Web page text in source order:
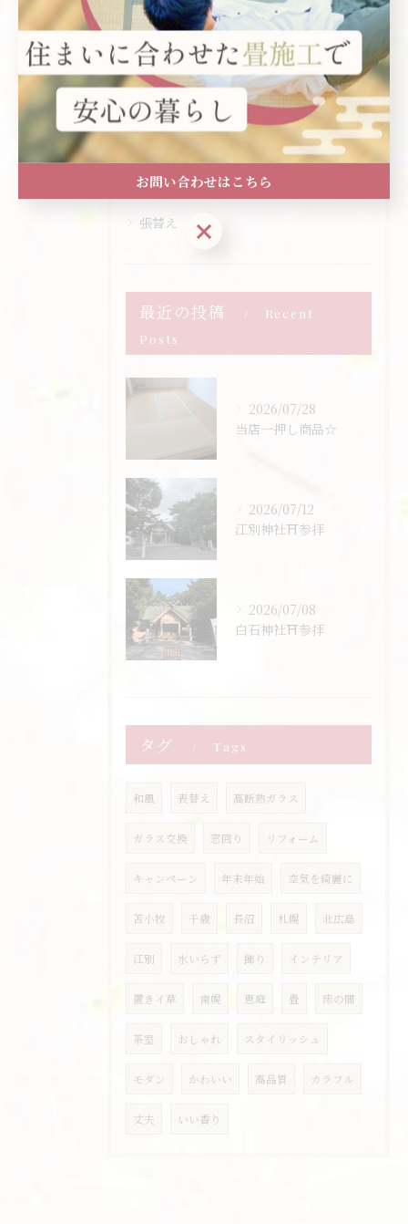
交換
新築
国産
千歳の畳
江別の畳
新調
張替え
最近の投稿
Recent
Posts
2026/07/28
当店一押し商品☆
2026/07/12
江別神社⛩️参拝
2026/07/08
白石神社⛩️参拝
タグ Tags
和風 表替え 高断熱ガラス
ガラス交換 窓回り リフォーム
キャンペーン 年末年始 空気を綺麗に
苫小牧 千歳 長沼 札幌 北広島
江別 水いらず 飾り インテリア
置きイ草 南幌 恵庭 畳 床の間
茶室 おしゃれ スタイリッシュ
モダン かわいい 高品質 カラフル
丈夫 いい香り
お問い合わせはこちら
お問い合わせはこちら